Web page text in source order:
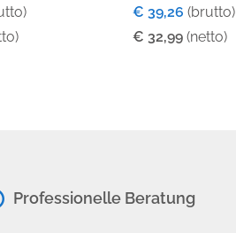
€ 39,26 (brutto)
€ 32,99(netto)
Professionelle Beratung